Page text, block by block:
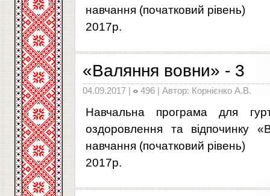
навчання (початковий рівень)
2017р.
«Валяння вовни» - 3
04.09.2017 | 496 | Автор: Корнієнко А.В.
Навчальна програма для
оздоровлення та відпочинку
навчання (початковий рівень)
2017р.